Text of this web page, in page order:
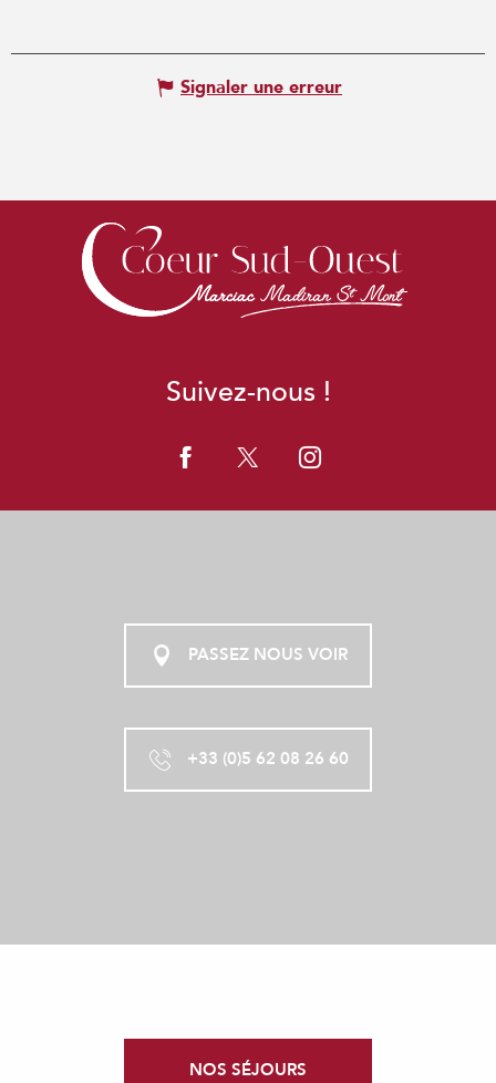
Signaler une erreur
Suivez-nous !
PASSEZ NOUS VOIR
+33 (0)5 62 08 26 60
NOS SÉJOURS